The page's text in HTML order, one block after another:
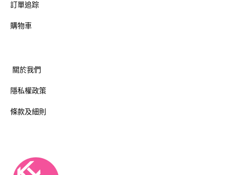
訂單追踪
購物車
關於我們
隱私權政策
條款及細則